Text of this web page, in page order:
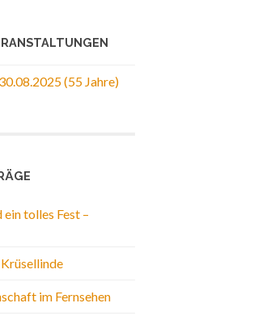
(55 Jahre)
tolles Fest –
im Fernsehen